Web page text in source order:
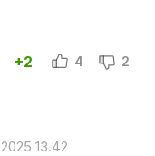
+2 4 2
13.42